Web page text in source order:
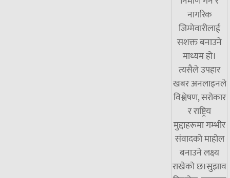
नागरिक
जिम्मेवारीलाई
सशक्त बनाउने
माध्यम हो।
त्यसैले उपहार
खबर अनलाइनले
विश्लेषण, सरोकार
र राष्ट्रिय
मुद्दाहरूमा गम्भीर
संवादको माहोल
बनाउने लक्ष्य
राखेको छ।सुझाव